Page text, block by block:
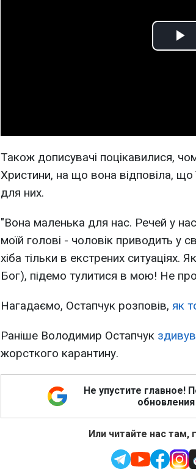
Також дописувачі поцікавилися,
Христини, на що вона відповіла, що
для них.
"Вона маленька для нас. Речей у
моїй голові - чоловік приводить у
хіба тільки в екстрених
Бог), підемо тулитися в мою! Не
Нагадаємо, Остапчук розповів, як
Раніше Володимир Остапчук
жорсткого карантину.
Не упустите главное!
Или читайте нас там,